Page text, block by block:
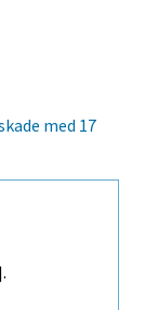
med 17